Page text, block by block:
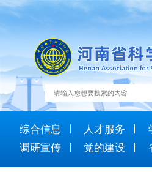
综合信息 人才服务
调研宣传
党的建设